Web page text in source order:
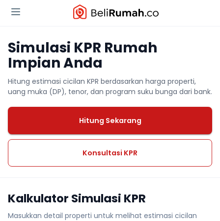
Simulasi KPR Rumah
Impian Anda
Hitung estimasi cicilan KPR berdasarkan harga properti,
uang muka (DP), tenor, dan program suku bunga dari bank.
Hitung Sekarang
Konsultasi KPR
Kalkulator Simulasi KPR
Masukkan detail properti untuk melihat estimasi cicilan